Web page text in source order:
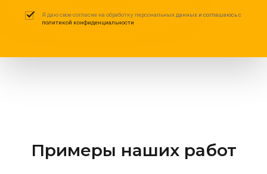
Я даю свое согласие на обработку персональных данных и соглашаюсь с
политикой конфиденциальности
Примеры наших работ